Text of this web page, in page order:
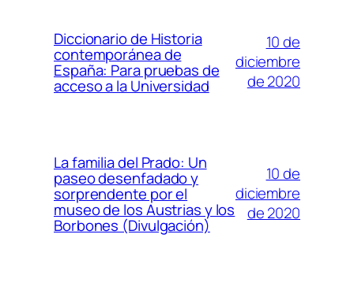
Diccionario de Historia
contemporánea de
España: Para pruebas de
acceso a la Universidad
10 de
diciembre
de 2020
La familia del Prado: Un
paseo desenfadado y
sorprendente por el
museo de los Austrias y los
Borbones (Divulgación)
10 de
diciembre
de 2020